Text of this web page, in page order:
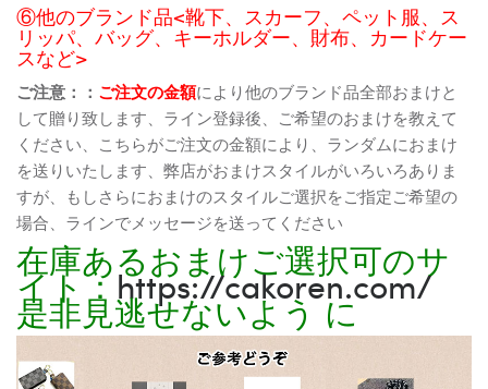
⑥他のブランド品<靴下、スカーフ、ペット服、ス
リッパ、バッグ、キーホルダー、財布、カードケー
スなど>
ご注意：： ご注文の金額により他のブランド品全部おまけと
して贈り致します、ライン登録後、ご希望のおまけを教えて
ください、こちらがご注文の金額により、ランダムにおまけ
を送りいたします、弊店がおまけスタイルがいろいろありま
すが、もしさらにおまけのスタイルご選択をご指定ご希望の
場合、ラインでメッセージを送ってください
在庫あるおまけご選択可のサ
イト：https://cakoren.com/
是非見逃せないよう に